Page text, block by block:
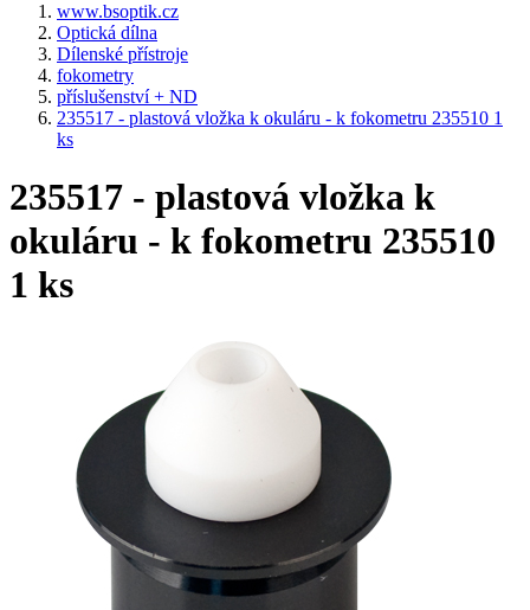
www.bsoptik.cz
Optická dílna
Dílenské přístroje
fokometry
příslušenství + ND
235517 - plastová vložka k okuláru - k fokometru 235510 1
ks
235517 - plastová vložka k
okuláru - k fokometru 235510
1 ks